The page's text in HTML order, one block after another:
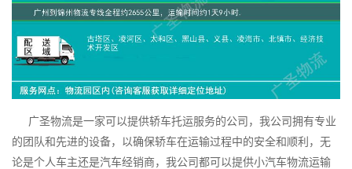
广圣物流是一家可以提供轿车托运服务的公司，我公司拥有专业
的团队和先进的设备，以确保轿车在运输过程中的安全和顺利，无
论是个人车主还是汽车经销商，我公司都可以提供小汽车物流运输